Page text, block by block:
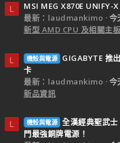
L
MSI MEG X870E UNIFY-
最新：laudmankimo
今
新型 AMD CPU 及相關主
L 機殼與電源
GIGABYTE 推
卡
最新：laudmankimo
今
新品資訊
L 機殼與電源 全漢經典聖武
門最強銅牌電源！